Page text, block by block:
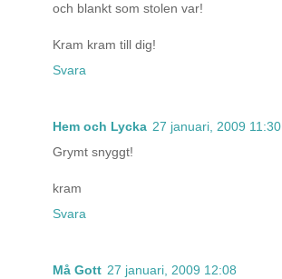
och blankt som stolen var!
Kram kram till dig!
Svara
Hem och Lycka 27 januari, 2009 11:30
Grymt snyggt!
kram
Svara
Må Gott 27 januari, 2009 12:08